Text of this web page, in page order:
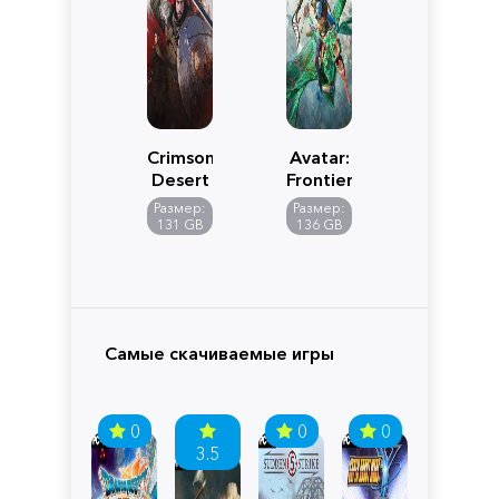
Crimson
Desert
Размер:
131 GB
Avatar:
Frontiers
of
Pandora
Размер:
136 GB
Самые скачиваемые игры
0
3.5
0 0